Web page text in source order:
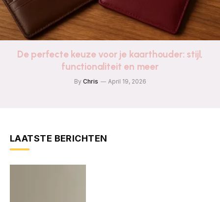
De perfecte keuze voor je kaarthouder: stijl,
functionaliteit en meer
By Chris April 19, 2026
LAATSTE BERICHTEN